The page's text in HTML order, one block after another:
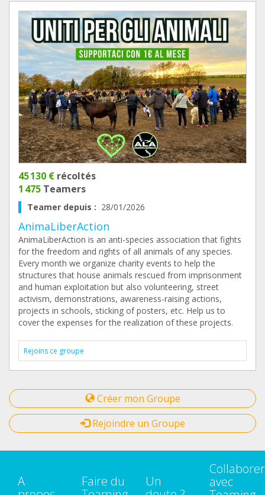
45 130 € récoltés
1 475 Teamers
Teamer depuis : 28/01/2026
AnimaLiberAction
AnimaLiberAction is an anti-species association that fights
for the freedom and rights of all animals of any species.
Every month we organize charity events to help the
structures that house animals rescued from imprisonment
and human exploitation but also volunteering, street
activism, demonstrations, awareness-raising actions,
projects in schools, sticking of posters, etc. Help us to
cover the expenses for the realization of these projects.
Rejoins ce groupe
Créer mon Groupe
Rejoindre un Groupe
A
Faire du
Un
Collaborer
avec